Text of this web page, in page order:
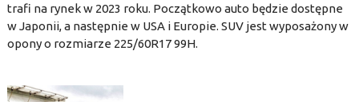
trafi na rynek w 2023 roku. Początkowo auto będzie dostępne
w Japonii, a następnie w USA i Europie. SUV jest wyposażony w
opony o rozmiarze 225/60R17 99H.